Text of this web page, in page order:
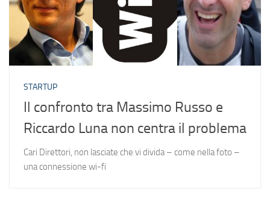
STARTUP
Il confronto tra Massimo Russo e
Riccardo Luna non centra il problema
Cari Direttori, non lasciate che vi divida – come nella foto –
una connessione wi-fi